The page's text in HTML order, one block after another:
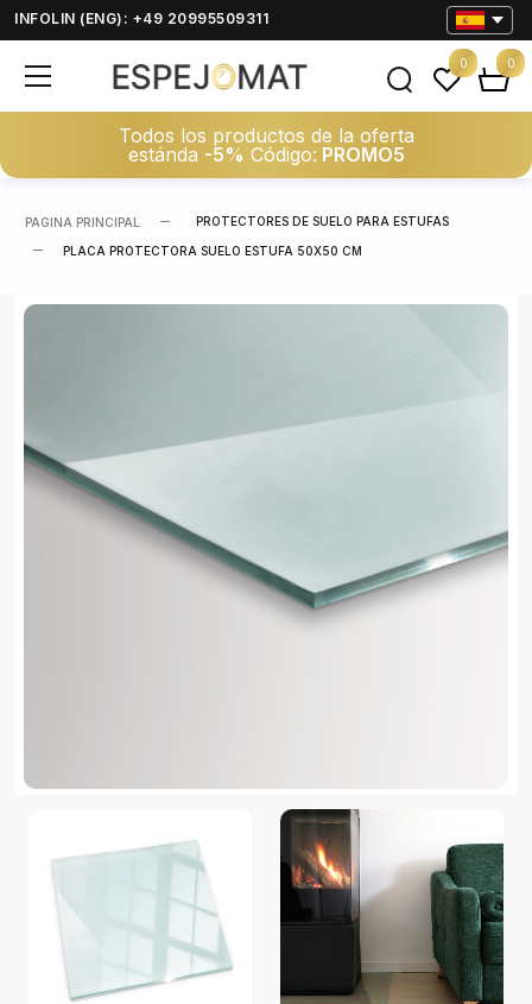
INFOLIN (ENG): +49 20995509311
Todos los productos de la oferta
estánda -5% Código: PROMO5
0 0
PAGINA PRINCIPAL PROTECTORES DE SUELO PARA ESTUFAS
PLACA PROTECTORA SUELO ESTUFA 50X50 CM